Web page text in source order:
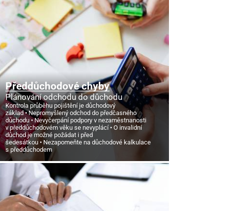
Předdůchodové chyby
Plánování odchodu do důchodu
Kontrola průběhu pojištění je důchodový
základ
Nepromyšlený odchod do předčasného
důchodu
Nevyčerpání podpory v nezaměstnanosti
v předdůchodovém věku se nevyplácí
O invalidní
důchod je možné požádat i před
šedesátkou
Nezapomeňte na důchodové kalkulace
s předdůchodem